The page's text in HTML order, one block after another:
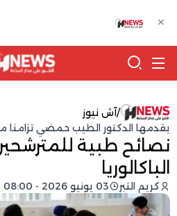
/آش نيوز
يقدمها الدكتور الطيب حمضي تزامنا
نصائح طبية
الباكالوريا
كريم التبر 03 يونيو 2026 - 08:00
✕